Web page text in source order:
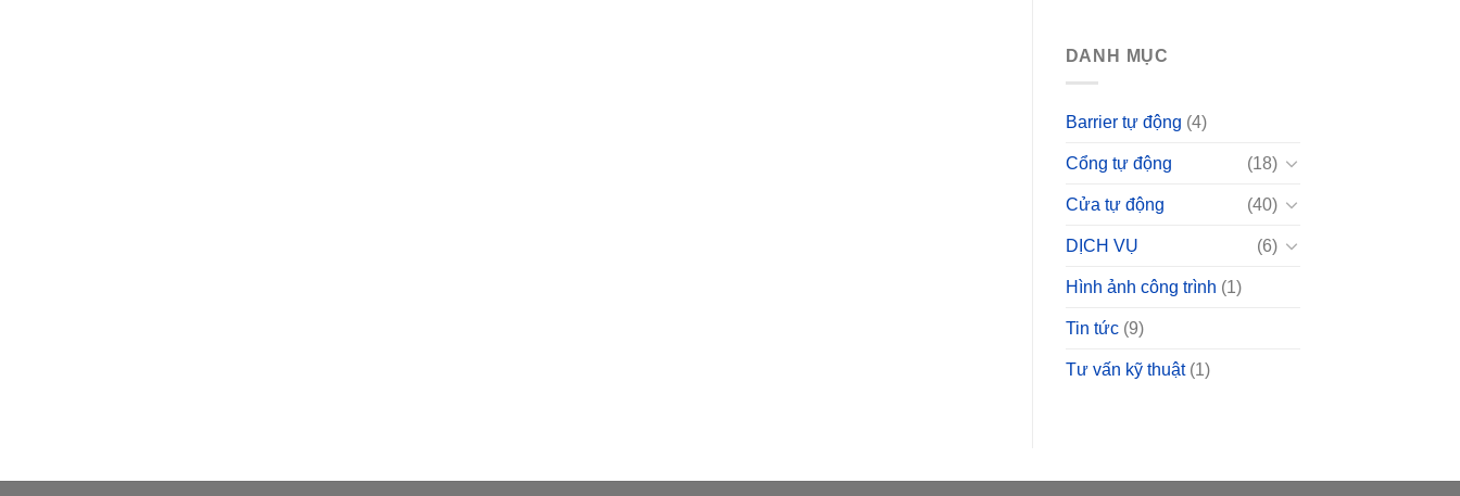
DANH MỤC
Barrier tự động (4)
Cổng tự động (18)
Cửa tự động (40)
DỊCH VỤ (6)
Hình ảnh công trình (1)
Tin tức(9)
Tư vấn kỹ thuật(1)